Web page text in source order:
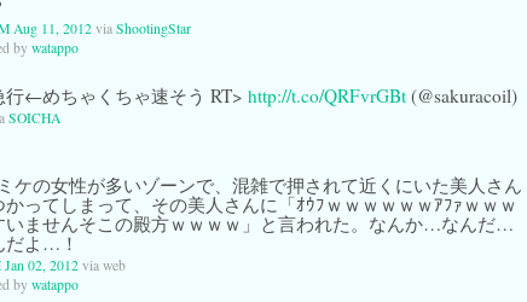
Aug 11, 2012 via ShootingStar
by watappo
行←めちゃくちゃ速そう RT> http://t.co/QRFvrGBt (@sakuracoil)
SOICHA
ケの女性が多いゾーンで、混雑で押されて近くにいた美人さん
かってしまって、その美人さんに「ｵｳﾌｗｗｗｗｗｗｱﾌｧｗｗｗ
いませんそこの殿方ｗｗｗｗ」と言われた。なんか…なんだ…
だよ…！
02, 2012via web
by watappo